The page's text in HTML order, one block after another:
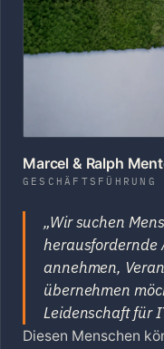
Marcel & Ralph
GESCHÄFTSFÜHRUNG
„Wir suchen
herausfordernde
annehmen,
übernehmen
Leidenschaft für
Diesen Menschen